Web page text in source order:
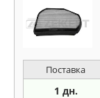
Поставка
1 дн.